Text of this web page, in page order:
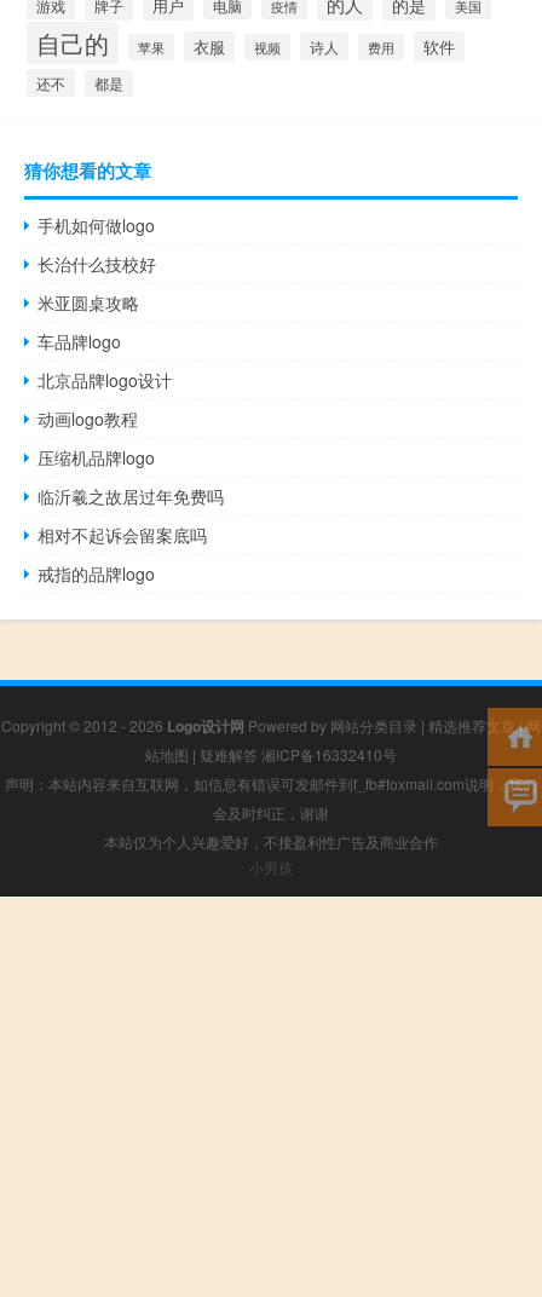
游戏 牌子 用户 电脑 疫情 美国
自己的 苹果 衣服 视频 诗人 费用 软件
还不 都是
猜你想看的文章
手机如何做logo
长治什么技校好
米亚圆桌攻略
车品牌logo
北京品牌logo设计
动画logo教程
压缩机品牌logo
临沂羲之故居过年免费吗
相对不起诉会留案底吗
戒指的品牌logo
Copyright © 2012 - 2026 Logo设计网 Powered by 网站分类目录 | 精选推荐文章|网
站地图 | 疑难解答 湘ICP备16332410号
声明：本站内容来自互联网，如信息有错误可发邮件到f_fb#foxmail.com说明，我们
会及时纠正，谢谢
本站仅为个人兴趣爱好，不接盈利性广告及商业合作
小男孩